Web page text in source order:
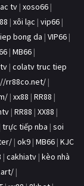
tv | xoso66 |
| xôi lạc | vip66 |
bong da | VIP66 |
| MB66 |
| colatv truc tiep
rr88co.net/ |
| xx88 | RR88 |
| RR88 | XX88 |
trực tiếp nba | soi
| ok9 | MB66 | KJC
| cakhiatv | kèo nhà
|